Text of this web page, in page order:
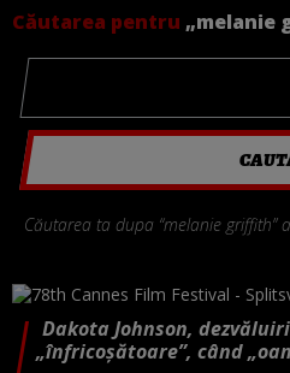
Căutarea pentru „melanie
Căutarea ta dupa “melanie griffith”
Dakota Johnson,
„înfricoșătoare”, când